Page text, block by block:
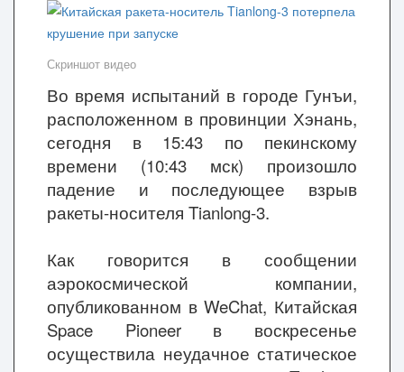
Скриншот видео
Во время испытаний в городе Гунъи,
расположенном в провинции Хэнань,
сегодня в 15:43 по пекинскому
времени (10:43 мск) произошло
падение и последующее взрыв
ракеты-носителя Tianlong-3.
Как говорится в сообщении
аэрокосмической компании,
опубликованном в WeChat, Китайская
Space Pioneer в воскресенье
осуществила неудачное статическое